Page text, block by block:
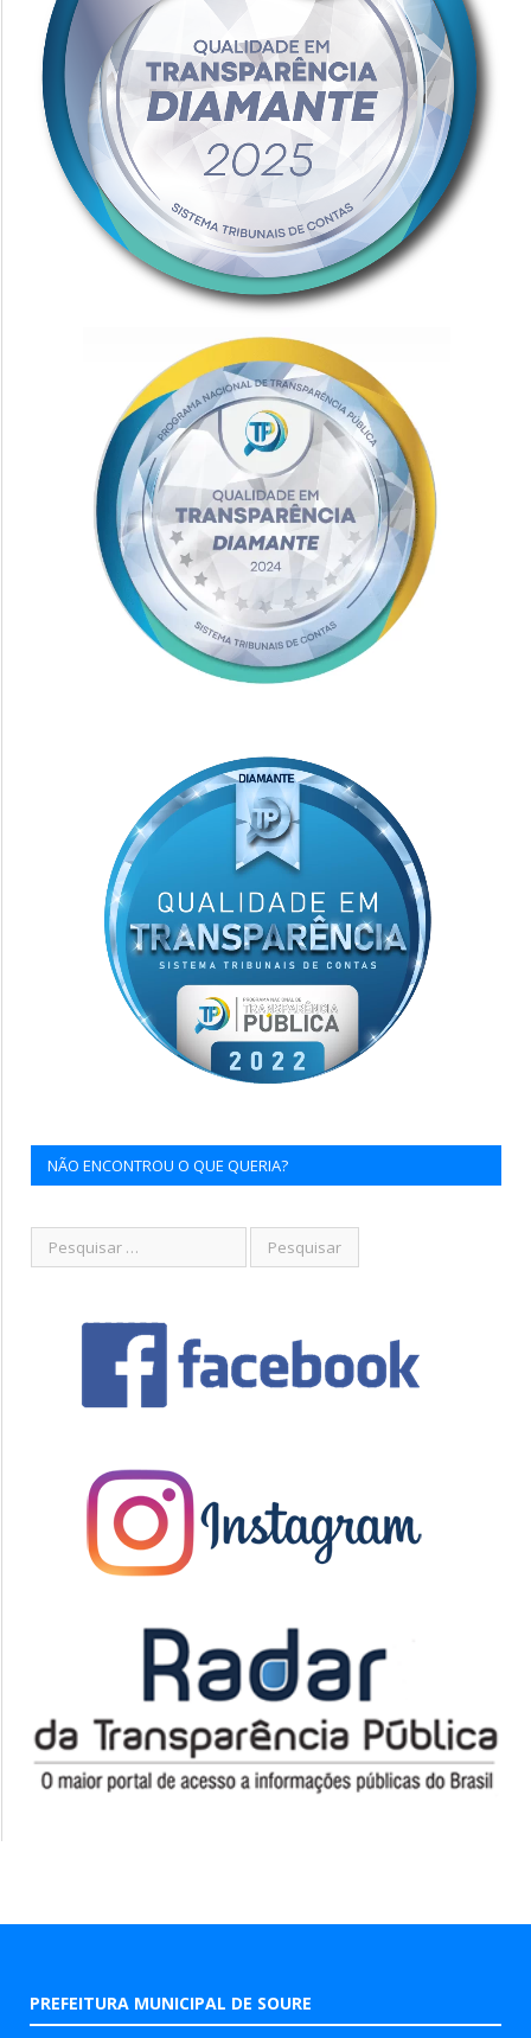
NÃO ENCONTROU O QUE QUERIA?
PREFEITURA MUNICIPAL DE SOURE